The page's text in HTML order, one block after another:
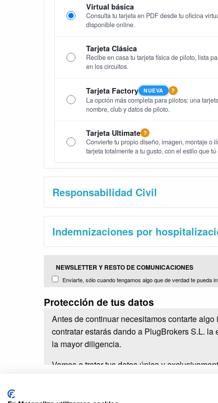
Virtual básica
Consulta tu tarjeta en PDF desde tu oficina
disponible online.
Tarjeta Clásica
Recibe en casa tu tarjeta física de piloto, lista
en los circuitos.
Tarjeta Factory NUEVA ?
La opción más completa para pilotos: una
nombre, club y datos de piloto.
Tarjeta Ultimate ?
Convierte tu propio diseño, imagen, montaje o
tarjeta totalmente a tu gusto, con el estilo que
Responsabilidad Civil
Indemnizaciones por
NEWSLETTER Y RESTO DE COMUNICACIONES
Enviarte, sólo cuando tengamos algo que de verdad te
Protección de tus datos
Antes de continuar necesitamos contarte
contratar estarás dando a PlugBrokers S.L.
la mayor diligencia.
Vamos a tratar tus datos única y